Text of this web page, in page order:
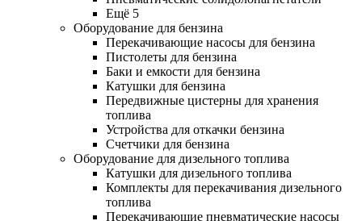
Ещё 5
Оборудование для бензина
Перекачивающие насосы для бензина
Пистолеты для бензина
Баки и емкости для бензина
Катушки для бензина
Передвижные цистерны для хранения
топлива
Устройства для откачки бензина
Счетчики для бензина
Оборудование для дизельного топлива
Катушки для дизельного топлива
Комплекты для перекачивания дизельного
топлива
Перекачивающие пневматические насосы